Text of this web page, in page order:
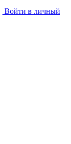
Войти в личный